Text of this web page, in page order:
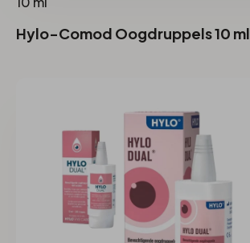
Hylo-Comod Oogdruppels 10 ml